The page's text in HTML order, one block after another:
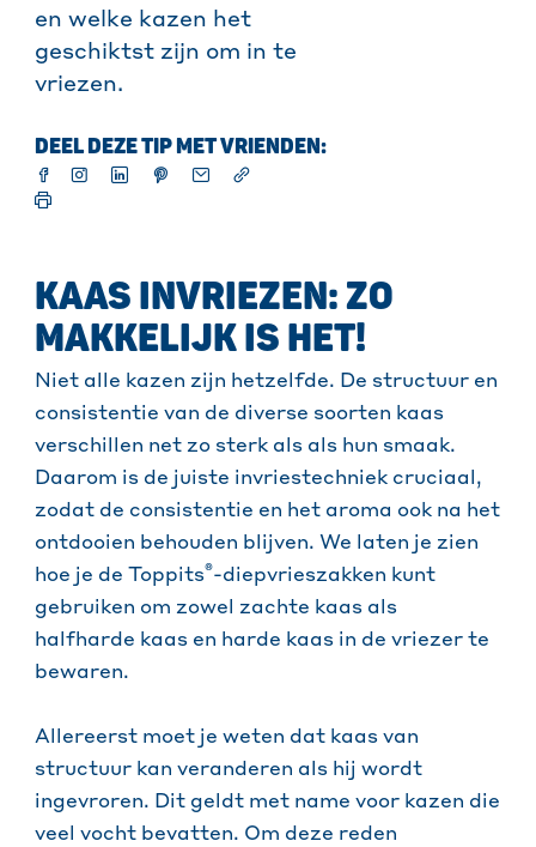
en welke kazen het
geschiktst zijn om in te
vriezen.
DEEL DEZE TIP MET VRIENDEN:
KAAS INVRIEZEN: ZO
MAKKELIJK IS HET!
Niet alle kazen zijn hetzelfde. De structuur en
consistentie van de diverse soorten kaas
verschillen net zo sterk als als hun smaak.
Daarom is de juiste invriestechniek cruciaal,
zodat de consistentie en het aroma ook na het
ontdooien behouden blijven. We laten je zien
hoe je de Toppits®-diepvrieszakken kunt
gebruiken om zowel zachte kaas als
halfharde kaas en harde kaas in de vriezer te
bewaren.
Allereerst moet je weten dat kaas van
structuur kan veranderen als hij wordt
ingevroren. Dit geldt met name voor kazen die
veel vocht bevatten. Om deze reden